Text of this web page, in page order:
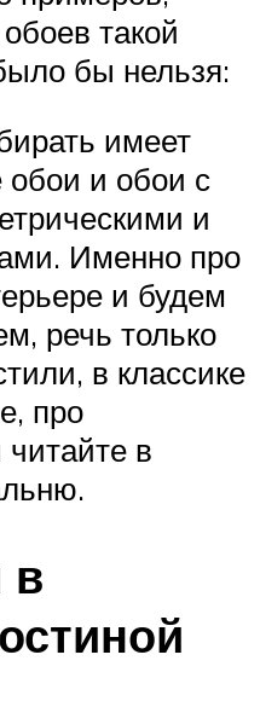
такой
бы нельзя:
имеет
и обои с
и
Именно про
и будем
речь только
в классике
про
читайте в
в